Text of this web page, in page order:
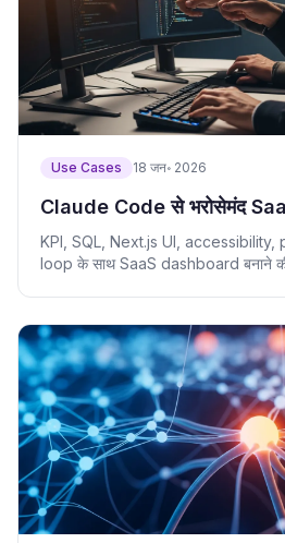
Use Cases 18 जन॰ 2026
Claude Code से भरोसेमंद
KPI, SQL, Next.js UI,
loop के साथ SaaS dashboard बनाने की